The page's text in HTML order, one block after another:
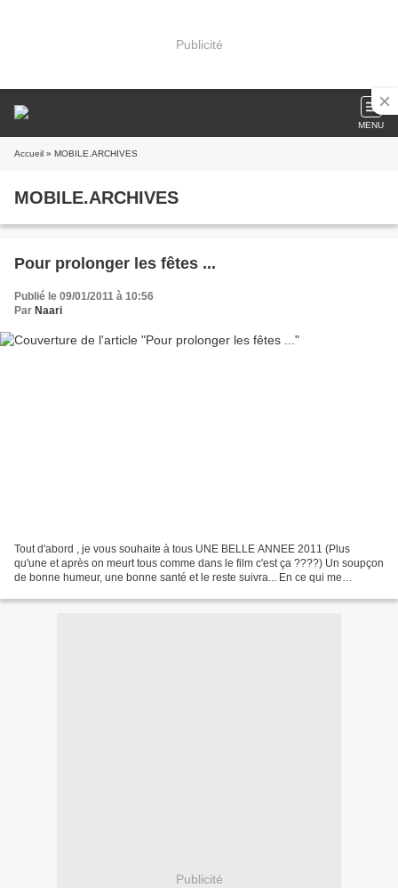
Publicité
MENU
Accueil » MOBILE.ARCHIVES
MOBILE.ARCHIVES
Pour prolonger les fêtes ...
Publié le 09/01/2011 à 10:56
Par Naari
Tout d'abord , je vous souhaite à tous UNE BELLE ANNEE 2011 (Plus
qu'une et après on meurt tous comme dans le film c'est ça ????) Un soupçon
de bonne humeur, une bonne santé et le reste suivra... En ce qui me
Publicité